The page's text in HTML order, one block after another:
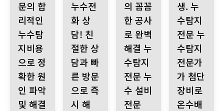
문의 합
리적인
누수탐
지비용
으로 정
확한 원
인 파악
및 해결
누수전
화 상
담! 친
절한 상
담과 빠
른 방문
으로 즉
시 해
의 꼼꼼
한 공사
로 완벽
해결 누
수탐지
전문 누
수 설비
전문
생. 누
수탐지
전문 누
수탐지
전문가
가 첨단
장비로
온수배